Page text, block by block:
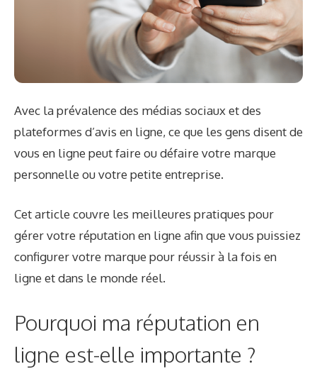
Avec la prévalence des médias sociaux et des
plateformes d’avis en ligne, ce que les gens disent de
vous en ligne peut faire ou défaire votre marque
personnelle ou votre petite entreprise.
Cet article couvre les meilleures pratiques pour
gérer votre réputation en ligne afin que vous puissiez
configurer votre marque pour réussir à la fois en
ligne et dans le monde réel.
Pourquoi ma réputation en
ligne est-elle importante ?